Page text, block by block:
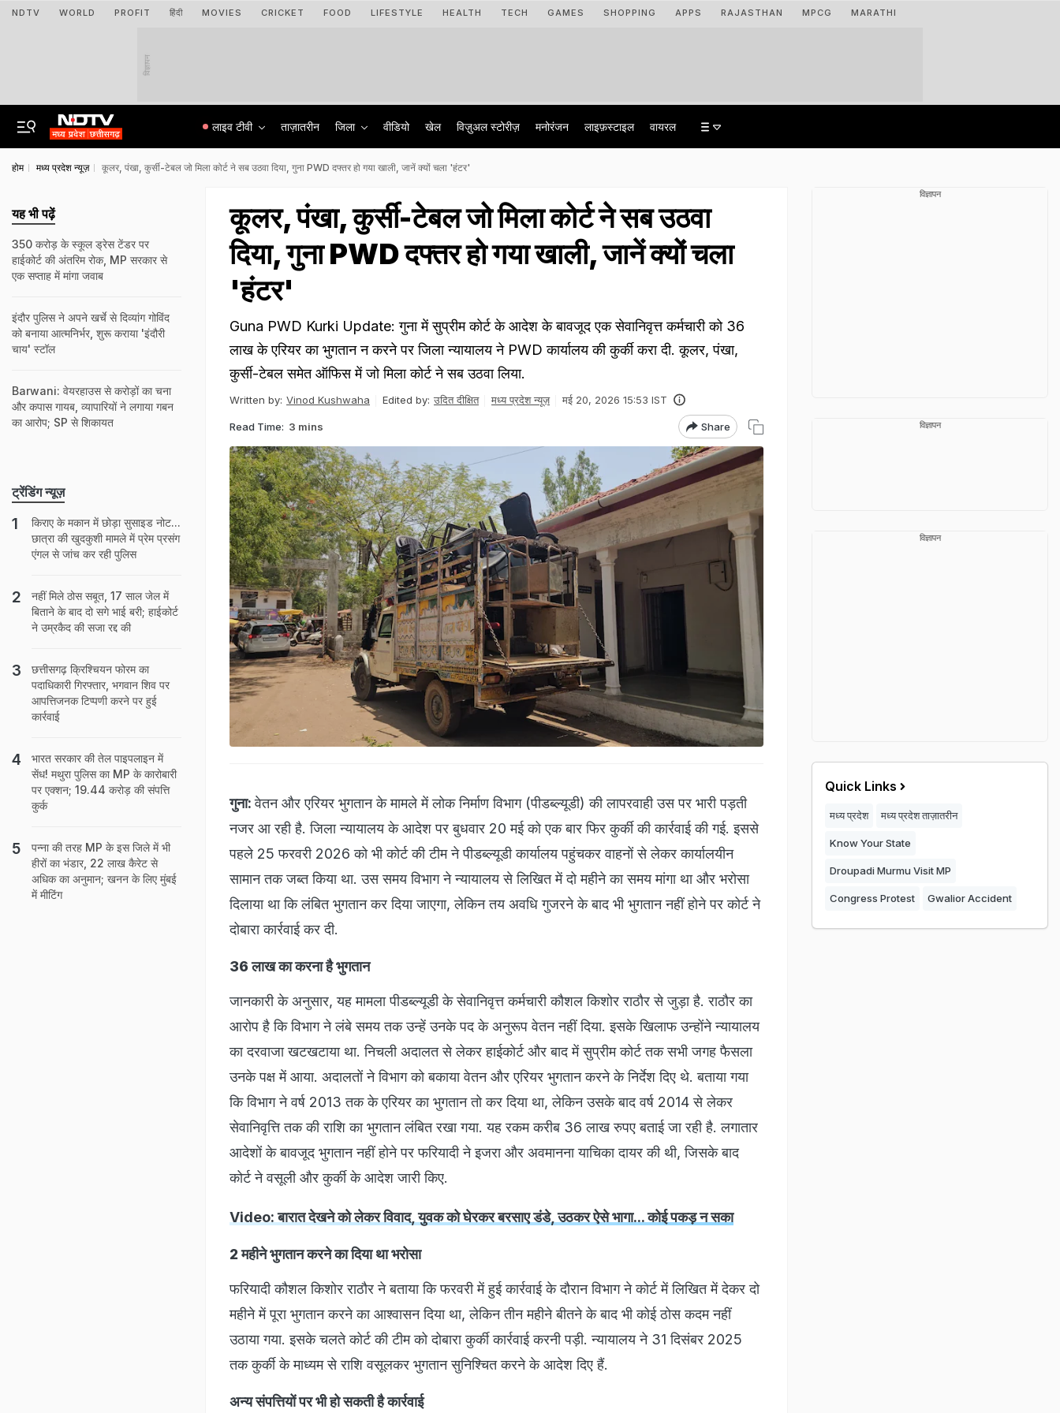
NDTV WORLD PROFIT हिंदी MOVIES CRICKET FOOD LIFESTYLE HEALTH TECH GAMES SHOPPING APPS RAJASTHAN MPCG MARATHI
विज्ञापन
लाइव टीवी ताज़ातरीन जिला वीडियो खेल विज़ुअल स्टोरीज़ मनोरंजन लाइफ़स्टाइल वायरल
होम मध्य प्रदेश न्यूज़ कूलर, पंखा, कुर्सी-टेबल जो मिला कोर्ट ने सब उठवा दिया, गुना PWD दफ्तर हो गया खाली, जानें क्यों चला 'हंटर'
कूलर, पंखा, कुर्सी-टेबल जो मिला कोर्ट ने सब उठवा
दिया, गुना PWD दफ्तर हो गया खाली, जानें क्यों चला
'हंटर'
Guna PWD Kurki Update: गुना में सुप्रीम कोर्ट के आदेश के बावजूद एक सेवानिवृत्त कर्मचारी को ₹36
लाख के एरियर का भुगतान न करने पर जिला न्यायालय ने PWD कार्यालय की कुर्की करा दी. कूलर, पंखा,
कुर्सी-टेबल समेत ऑफिस में जो मिला कोर्ट ने सब उठवा लिया.
Written by: Vinod Kushwaha Edited by: उदित दीक्षित मध्य प्रदेश न्यूज़ मई 20, 2026 15:53 IST
Read Time: 3 mins Share
गुना:वेतन और एरियर भुगतान के मामले में लोक निर्माण विभाग (पीडब्ल्यूडी) की लापरवाही उस पर भारी पड़ती
नजर आ रही है. जिला न्यायालय के आदेश पर बुधवार 20 मई को एक बार फिर कुर्की की कार्रवाई की गई. इससे
पहले 25 फरवरी 2026 को भी कोर्ट की टीम ने पीडब्ल्यूडी कार्यालय पहुंचकर वाहनों से लेकर कार्यालयीन
सामान तक जब्त किया था. उस समय विभाग ने न्यायालय से लिखित में दो महीने का समय मांगा था और भरोसा
दिलाया था कि लंबित भुगतान कर दिया जाएगा, लेकिन तय अवधि गुजरने के बाद भी भुगतान नहीं होने पर कोर्ट ने
दोबारा कार्रवाई कर दी.
36 लाख का करना है भुगतान
जानकारी के अनुसार, यह मामला पीडब्ल्यूडी के सेवानिवृत्त कर्मचारी कौशल किशोर राठौर से जुड़ा है. राठौर का
आरोप है कि विभाग ने लंबे समय तक उन्हें उनके पद के अनुरूप वेतन नहीं दिया. इसके खिलाफ उन्होंने न्यायालय
का दरवाजा खटखटाया था. निचली अदालत से लेकर हाईकोर्ट और बाद में सुप्रीम कोर्ट तक सभी जगह फैसला
उनके पक्ष में आया. अदालतों ने विभाग को बकाया वेतन और एरियर भुगतान करने के निर्देश दिए थे. बताया गया
कि विभाग ने वर्ष 2013 तक के एरियर का भुगतान तो कर दिया था, लेकिन उसके बाद वर्ष 2014 से लेकर
सेवानिवृत्ति तक की राशि का भुगतान लंबित रखा गया. यह रकम करीब 36 लाख रुपए बताई जा रही है. लगातार
आदेशों के बावजूद भुगतान नहीं होने पर फरियादी ने इजरा और अवमानना याचिका दायर की थी, जिसके बाद
कोर्ट ने वसूली और कुर्की के आदेश जारी किए.
Video: बारात देखने को लेकर विवाद, युवक को घेरकर बरसाए डंडे, उठकर ऐसे भागा... कोई पकड़ न सका
2 महीने भुगतान करने का दिया था भरोसा
फरियादी कौशल किशोर राठौर ने बताया कि फरवरी में हुई कार्रवाई के दौरान विभाग ने कोर्ट में लिखित में देकर दो
महीने में पूरा भुगतान करने का आश्वासन दिया था, लेकिन तीन महीने बीतने के बाद भी कोई ठोस कदम नहीं
उठाया गया. इसके चलते कोर्ट की टीम को दोबारा कुर्की कार्रवाई करनी पड़ी. न्यायालय ने 31 दिसंबर 2025
तक कुर्की के माध्यम से राशि वसूलकर भुगतान सुनिश्चित करने के आदेश दिए हैं.
अन्य संपत्तियों पर भी हो सकती है कार्रवाई
यह भी पढ़ें
350 करोड़ के स्कूल ड्रेस टेंडर पर
हाईकोर्ट की अंतरिम रोक, MP सरकार से
एक सप्ताह में मांगा जवाब
इंदौर पुलिस ने अपने खर्चे से दिव्यांग गोविंद
को बनाया आत्मनिर्भर, शुरू कराया 'इंदौरी
चाय' स्टॉल
Barwani: वेयरहाउस से करोड़ों का चना
और कपास गायब, व्यापारियों ने लगाया गबन
का आरोप; SP से शिकायत
ट्रेंडिंग न्यूज़
किराए के मकान में छोड़ा सुसाइड नोट...
छात्रा की खुदकुशी मामले में प्रेम प्रसंग
एंगल से जांच कर रही पुलिस
नहीं मिले ठोस सबूत, 17 साल जेल में
बिताने के बाद दो सगे भाई बरी; हाईकोर्ट
ने उम्रकैद की सजा रद्द की
छत्तीसगढ़ क्रिश्चियन फोरम का
पदाधिकारी गिरफ्तार, भगवान शिव पर
आपत्तिजनक टिप्पणी करने पर हुई
कार्रवाई
भारत सरकार की तेल पाइपलाइन में
सेंध! मथुरा पुलिस का MP के कारोबारी
पर एक्शन; 19.44 करोड़ की संपत्ति
कुर्क
पन्ना की तरह MP के इस जिले में भी
हीरों का भंडार, 22 लाख कैरेट से
अधिक का अनुमान; खनन के लिए मुंबई
में मीटिंग
विज्ञापन
विज्ञापन
विज्ञापन
Quick Links
मध्य प्रदेश मध्य प्रदेश ताज़ातरीन
Know Your State
Droupadi Murmu Visit MP
Congress Protest Gwalior Accident